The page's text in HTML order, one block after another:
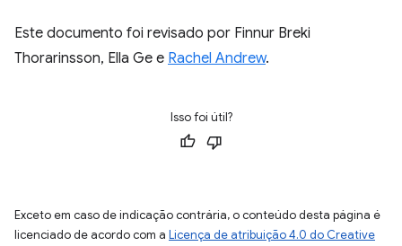
Este documento foi revisado por Finnur Breki
Thorarinsson, Ella Ge e Rachel Andrew.
Isso foi útil?
Exceto em caso de indicação contrária, o conteúdo desta página é
licenciado de acordo com a Licença de atribuição 4.0 do Creative